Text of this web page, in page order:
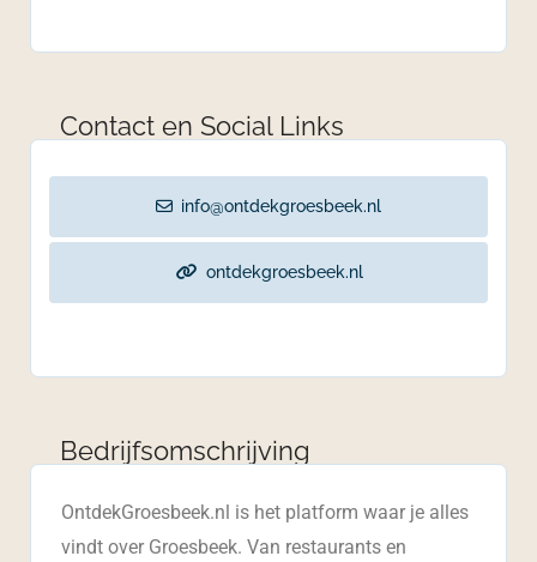
Contact en Social Links
info@ontdekgroesbeek.nl
ontdekgroesbeek.nl
Bedrijfsomschrijving
OntdekGroesbeek.nl is het platform waar je alles
vindt over Groesbeek. Van restaurants en